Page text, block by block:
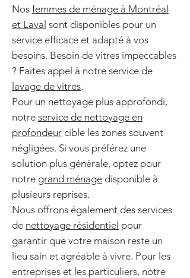
Nos femmes de ménage à Montréal
et Laval sont disponibles pour un
service efficace et adapté à vos
besoins. Besoin de vitres impeccables
? Faites appel à notre service de
lavage de vitres.
Pour un nettoyage plus approfondi,
notre service de nettoyage en
profondeur cible les zones souvent
négligées. Si vous préférez une
solution plus générale, optez pour
notre grand ménage disponible à
plusieurs reprises.
Nous offrons également des services
de nettoyage résidentiel pour
garantir que votre maison reste un
lieu sain et agréable à vivre. Pour les
entreprises et les particuliers, notre